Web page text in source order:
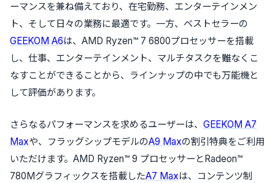
ーマンスを兼ね備えており、在宅勤務、エンターテインメン
ト、そして日々の業務に最適です。一方、ベストセラーの
GEEKOM A6は、AMD Ryzen™ 7 6800プロセッサーを搭載
し、仕事、エンターテインメント、マルチタスクを難なくこ
なすことができることから、ラインナップの中でも万能機と
して評価があります。
さらなるパフォーマンスを求めるユーザーは、 GEEKOM A7
Maxや、フラッグシップモデルのA9 Maxの割引特典をご利用
いただけます。AMD Ryzen™ 9 プロセッサーとRadeon™
780Mグラフィックスを搭載したA7 Maxは、コンテンツ制